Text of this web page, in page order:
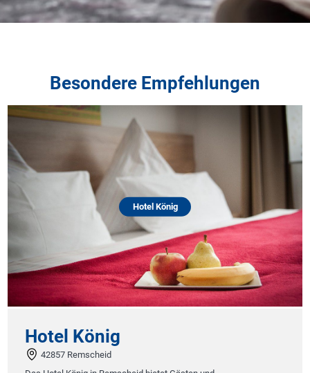
Besondere Empfehlungen
Hotel König
Hotel König
42857 Remscheid